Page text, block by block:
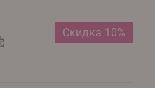
Скидка 10%